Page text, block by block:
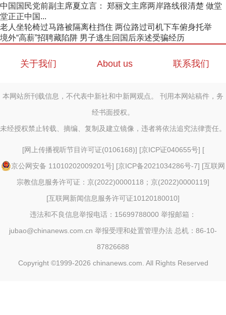
中国国民党前副主席夏立言： 郑丽文主席两岸路线很清楚 做堂
堂正正中国...
老人坐轮椅过马路被隔离柱挡住 两位路过司机下车俯身托举
境外“高薪”招聘藏陷阱 男子逃生回国后亲述受骗经历
关于我们 About us 联系我们
本网站所刊载信息，不代表中新社和中新网观点。 刊用本网站稿件，务
经书面授权。
未经授权禁止转载、摘编、复制及建立镜像，违者将依法追究法律责任。
[网上传播视听节目许可证(0106168)] [京ICP证040655号] [
京公网安备 11010202009201号] [京ICP备2021034286号-7] [互联网
宗教信息服务许可证：京(2022)0000118；京(2022)0000119]
[互联网新闻信息服务许可证10120180010]
违法和不良信息举报电话：15699788000 举报邮箱：
jubao@chinanews.com.cn 举报受理和处置管理办法 总机：86-10-
87826688
Copyright ©1999-2026 chinanews.com. All Rights Reserved